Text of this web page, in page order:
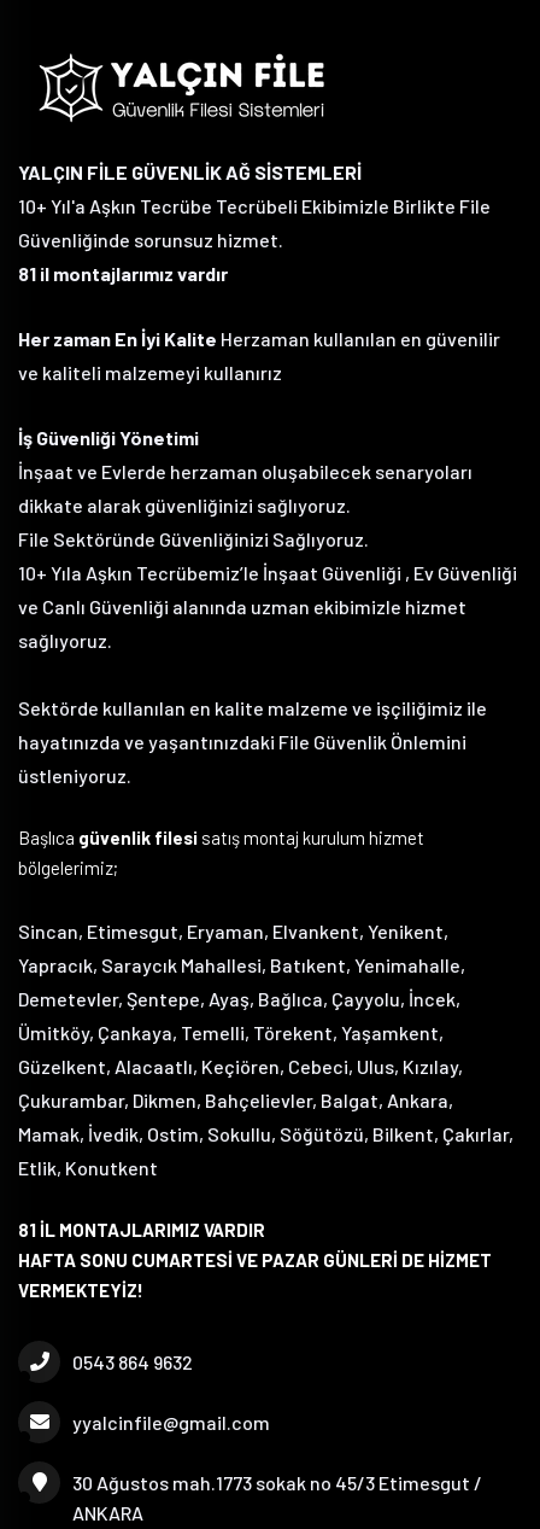
YALÇIN FİLE GÜVENLİK AĞ SİSTEMLERİ
10+ Yıl'a Aşkın Tecrübe Tecrübeli Ekibimizle Birlikte File
Güvenliğinde sorunsuz hizmet.
81 il montajlarımız vardır
Her zaman En İyi Kalite Herzaman kullanılan en güvenilir
ve kaliteli malzemeyi kullanırız
İş Güvenliği Yönetimi
İnşaat ve Evlerde herzaman oluşabilecek senaryoları
dikkate alarak güvenliğinizi sağlıyoruz.
File Sektöründe Güvenliğinizi Sağlıyoruz.
10+ Yıla Aşkın Tecrübemiz’le İnşaat Güvenliği , Ev Güvenliği
ve Canlı Güvenliği alanında uzman ekibimizle hizmet
sağlıyoruz.
Sektörde kullanılan en kalite malzeme ve işçiliğimiz ile
hayatınızda ve yaşantınızdaki File Güvenlik Önlemini
üstleniyoruz.
Başlıca güvenlik filesi satış montaj kurulum hizmet
bölgelerimiz;
Sincan, Etimesgut, Eryaman, Elvankent, Yenikent,
Yapracık, Saraycık Mahallesi, Batıkent, Yenimahalle,
Demetevler, Şentepe, Ayaş, Bağlıca, Çayyolu, İncek,
Ümitköy, Çankaya, Temelli, Törekent, Yaşamkent,
Güzelkent, Alacaatlı, Keçiören, Cebeci, Ulus, Kızılay,
Çukurambar, Dikmen, Bahçelievler, Balgat, Ankara,
Mamak, İvedik, Ostim, Sokullu, Söğütözü, Bilkent, Çakırlar,
Etlik, Konutkent
81 İL MONTAJLARIMIZ VARDIR
HAFTA SONU CUMARTESİ VE PAZAR GÜNLERİ DE HİZMET
VERMEKTEYİZ!
0543 864 9632
yyalcinfile@gmail.com
30 Ağustos mah.1773 sokak no 45/3 Etimesgut /
ANKARA